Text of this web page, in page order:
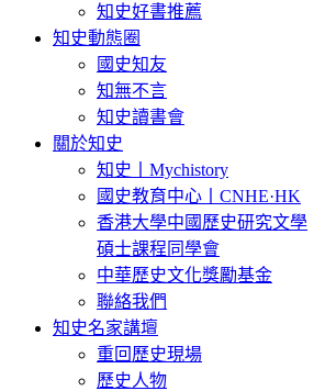
知史好書推薦
知史動態圈
國史知友
知無不言
知史讀書會
關於知史
知史丨Mychistory
國史教育中心丨CNHE·HK
香港大學中國歷史研究文學
碩士課程同學會
中華歷史文化獎勵基金
聯絡我們
知史名家講壇
重回歷史現場
歷史人物